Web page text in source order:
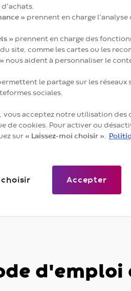
d'emploi
» prennent en charge
» prennent en charge des
site, comme les cartes ou les
nous aident à personnaliser le
le partage sur les réseaux
sociales.
, vous acceptez notre utilisation des
de cookies. Pour activer ou
sur « Laissez-moi choisir ».
Accepter
choisir